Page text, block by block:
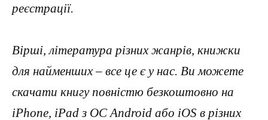
реєстрації.
Вірші, література різних жанрів, книжки
для найменших – все це є у нас. Ви можете
скачати книгу повністю безкоштовно на
iPhone, iPad з ОС Android або iOS в різних